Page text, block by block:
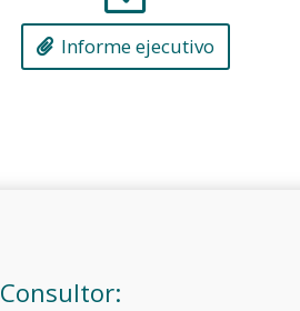
Informe ejecutivo
Consultor: